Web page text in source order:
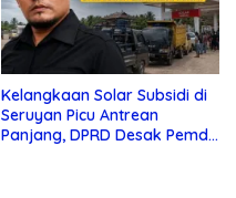
Kelangkaan Solar Subsidi di
Seruyan Picu Antrean
Panjang, DPRD Desak Pemda